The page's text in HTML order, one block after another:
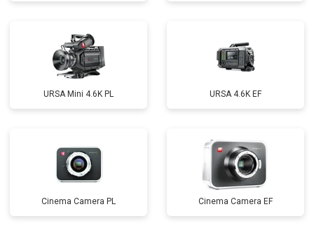
URSA Mini 4.6K PL URSA 4.6K EF
Cinema Camera PL Cinema Camera EF